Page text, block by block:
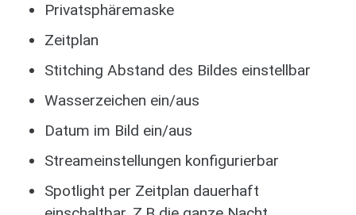
Privatsphäremaske
Zeitplan
Stitching Abstand des Bildes einstellbar
Wasserzeichen ein/aus
Datum im Bild ein/aus
Streameinstellungen konfigurierbar
Spotlight per Zeitplan dauerhaft